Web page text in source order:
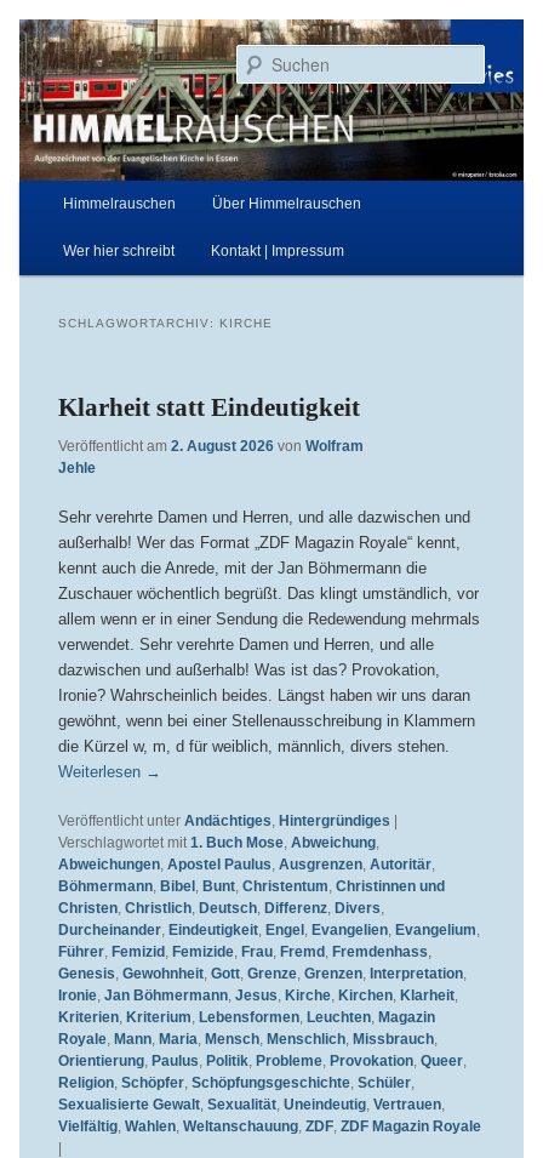
primären
Inhalt
springen
sekundären
Inhalt
springen
Himmelrauschen
Aufgezeichnet von der Evangelischen Kirche in Essen
Hauptmenü
Himmelrauschen Über Himmelrauschen
Wer hier schreibt Kontakt | Impressum
SCHLAGWORTARCHIV: KIRCHE
Klarheit statt Eindeutigkeit
Veröffentlicht am 2. August 2026 von Wolfram
Jehle
Sehr verehrte Damen und Herren, und alle dazwischen und
außerhalb! Wer das Format „ZDF Magazin Royale“ kennt,
kennt auch die Anrede, mit der Jan Böhmermann die
Zuschauer wöchentlich begrüßt. Das klingt umständlich, vor
allem wenn er in einer Sendung die Redewendung mehrmals
verwendet. Sehr verehrte Damen und Herren, und alle
dazwischen und außerhalb! Was ist das? Provokation,
Ironie? Wahrscheinlich beides. Längst haben wir uns daran
gewöhnt, wenn bei einer Stellenausschreibung in Klammern
die Kürzel w, m, d für weiblich, männlich, divers stehen.
Weiterlesen →
Veröffentlicht unter Andächtiges Hintergründiges |
Verschlagwortet mit 1. Buch Mose, Abweichung,
Abweichungen, Apostel Paulus Ausgrenzen, Autoritär,
Böhmermann, Bibel, Bunt, Christentum Christinnen und
Christen, Christlich, Deutsch, Differenz, Divers
Durcheinander, Eindeutigkeit, Engel, Evangelien, Evangelium
Führer, Femizid, Femizide, Frau, Fremd, Fremdenhass
Genesis Gewohnheit, Gott, Grenze, Grenzen, Interpretation,
Ironie, Jan Böhmermann, Jesus Kirche, Kirchen, Klarheit,
Kriterien, Kriterium Lebensformen, Leuchten, Magazin
Royale, Mann, Maria Mensch, Menschlich, Missbrauch,
Orientierung, Paulus Politik, Probleme, Provokation, Queer,
Religion, Schöpfer, Schöpfungsgeschichte, Schüler,
Sexualisierte Gewalt, Sexualität, Uneindeutig, Vertrauen,
Vielfältig, Wahlen, Weltanschauung, ZDF, ZDF Magazin Royale
|